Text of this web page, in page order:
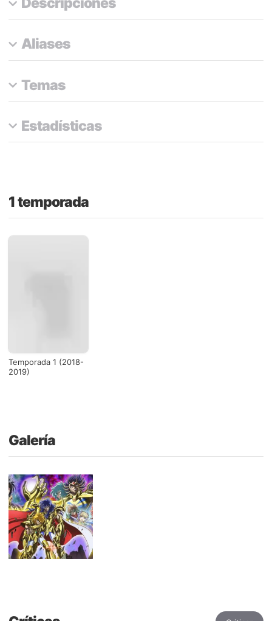
Aliases
Temas
Estadísticas
1 temporada
Temporada 1 (2018-
2019)
Galería